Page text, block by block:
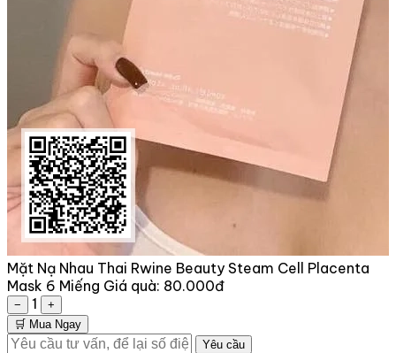
Mặt Nạ Nhau Thai Rwine Beauty Steam Cell Placenta
Mask 6 Miếng Giá quà: 80.000đ
− 1
+
🛒 Mua Ngay
Yêu cầu